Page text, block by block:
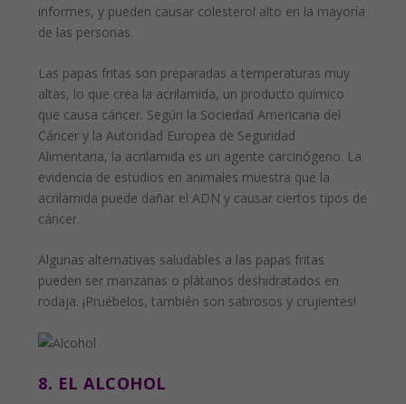
informes, y pueden causar colesterol alto en la mayoría
de las personas.
Las papas fritas son preparadas a temperaturas muy
altas, lo que crea la acrilamida, un producto químico
que causa cáncer. Según la Sociedad Americana del
Cáncer y la Autoridad Europea de Seguridad
Alimentaria, la acrilamida es un agente carcinógeno. La
evidencia de estudios en animales muestra que la
acrilamida puede dañar el ADN y causar ciertos tipos de
cáncer.
Algunas alternativas saludables a las papas fritas
pueden ser manzanas o plátanos deshidratados en
rodaja. ¡Pruébelos, también son sabrosos y crujientes!
8. EL ALCOHOL